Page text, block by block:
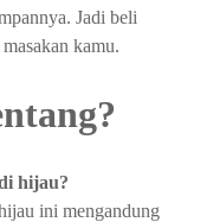
Jadi beli
kamu.
hijau?
ini mengandung